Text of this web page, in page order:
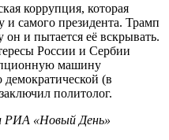
коррупция, которая
и самого президента. Трамп
он и пытается её вскрывать.
России и Сербии
машину
(в
политолог.
РИА «Новый День»